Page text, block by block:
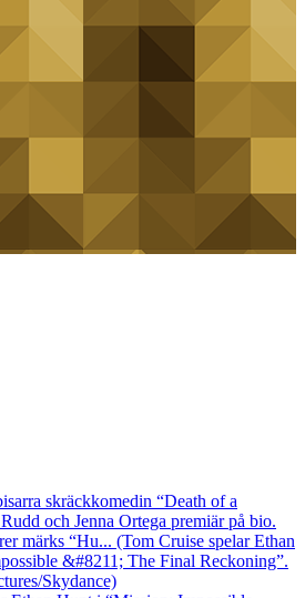
skräckkomedin “Death of a
och Jenna Ortega premiär på bio.
märks “Hu... (Tom Cruise spelar Ethan
&#8211; The Final Reckoning”.
Skydance)